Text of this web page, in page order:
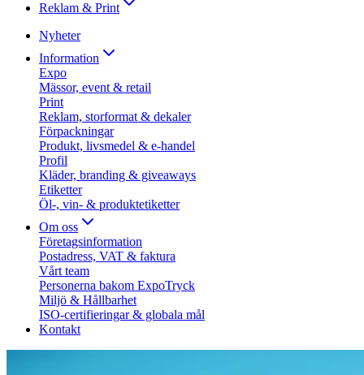
Reklam & Print
Nyheter
Information
Expo
Mässor, event & retail
Print
Reklam, storformat & dekaler
Förpackningar
Produkt, livsmedel & e-handel
Profil
Kläder, branding & giveaways
Etiketter
Öl-, vin- & produktetiketter
Om oss
Företagsinformation
Postadress, VAT & faktura
Vårt team
Personerna bakom ExpoTryck
Miljö & Hållbarhet
ISO-certifieringar & globala mål
Kontakt